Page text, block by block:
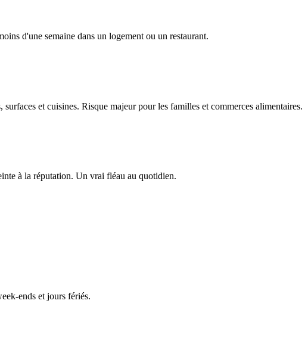
d'une semaine dans un logement ou un restaurant.
et cuisines. Risque majeur pour les familles et commerces alimentaires.
à la réputation. Un vrai fléau au quotidien.
ends et jours fériés.